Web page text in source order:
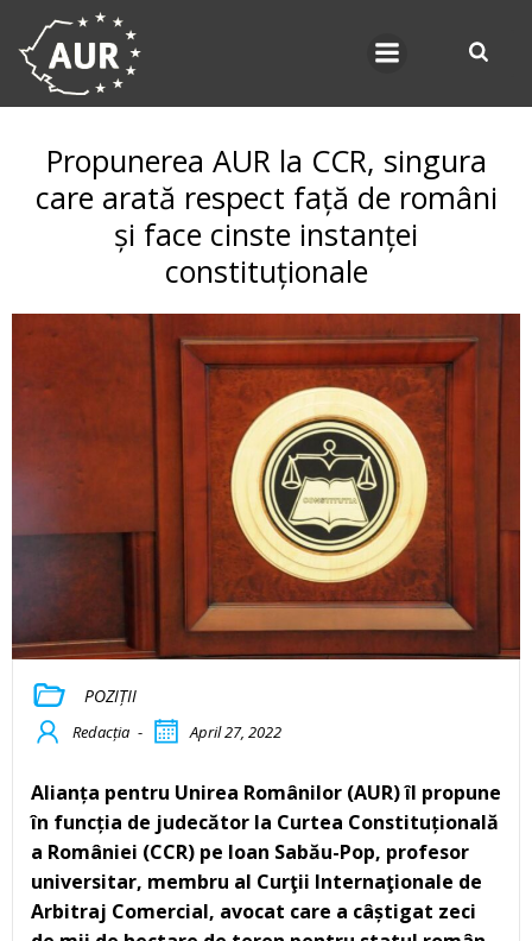
Propunerea AUR la CCR, singura
care arată respect față de români
și face cinste instanței
constituționale
POZIȚII
Redacția - April 27, 2022
Alianța pentru Unirea Românilor (AUR) îl propune
în funcția de judecător la Curtea Constituțională
a României (CCR) pe Ioan Sabău-Pop, profesor
universitar, membru al Curţii Internaţionale de
Arbitraj Comercial, avocat care a câștigat zeci